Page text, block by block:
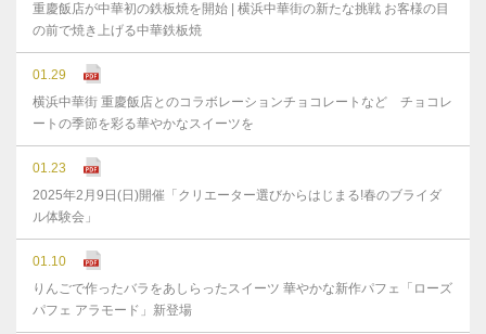
重慶飯店が中華初の鉄板焼を開始 | 横浜中華街の新たな挑戦 お客様の目
の前で焼き上げる中華鉄板焼
01.29
横浜中華街 重慶飯店とのコラボレーションチョコレートなど チョコレ
ートの季節を彩る華やかなスイーツを
01.23
2025年2月9日(日)開催「クリエーター選びからはじまる!春のブライダ
ル体験会」
01.10
りんごで作ったバラをあしらったスイーツ 華やかな新作パフェ「ローズ
パフェ アラモード」新登場